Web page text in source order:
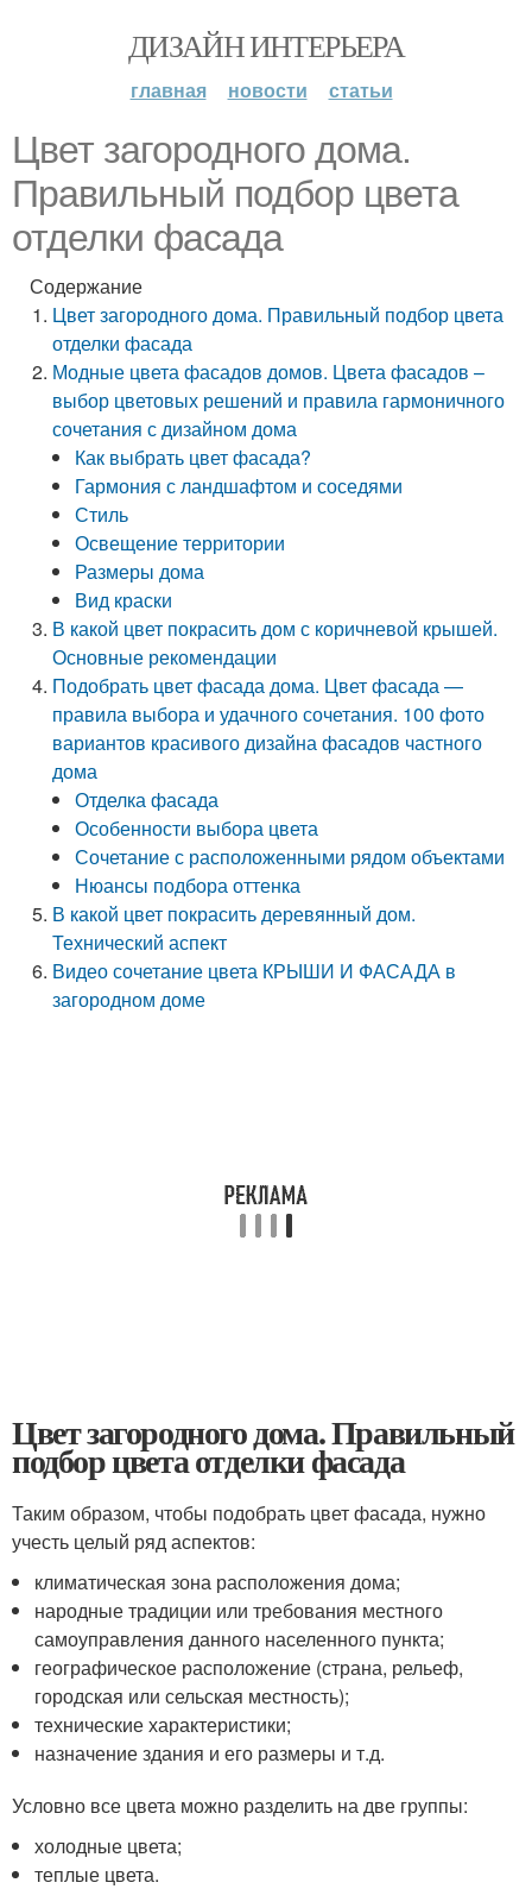
ДИЗАЙН ИНТЕРЬЕРА
главная новости статьи
Цвет загородного дома.
Правильный подбор цвета
отделки фасада
Содержание
Цвет загородного дома. Правильный подбор цвета
отделки фасада
Модные цвета фасадов домов. Цвета фасадов –
выбор цветовых решений и правила гармоничного
сочетания с дизайном дома
Как выбрать цвет фасада?
Гармония с ландшафтом и соседями
Стиль
Освещение территории
Размеры дома
Вид краски
В какой цвет покрасить дом с коричневой крышей.
Основные рекомендации
Подобрать цвет фасада дома. Цвет фасада —
правила выбора и удачного сочетания. 100 фото
вариантов красивого дизайна фасадов частного
дома
Отделка фасада
Особенности выбора цвета
Сочетание с расположенными рядом объектами
Нюансы подбора оттенка
В какой цвет покрасить деревянный дом.
Технический аспект
Видео сочетание цвета КРЫШИ И ФАСАДА в
загородном доме
Цвет загородного дома. Правильный
подбор цвета отделки фасада
Таким образом, чтобы подобрать цвет фасада, нужно
учесть целый ряд аспектов:
климатическая зона расположения дома;
народные традиции или требования местного
самоуправления данного населенного пункта;
географическое расположение (страна, рельеф,
городская или сельская местность);
технические характеристики;
назначение здания и его размеры и т.д.
Условно все цвета можно разделить на две группы:
холодные цвета;
теплые цвета.